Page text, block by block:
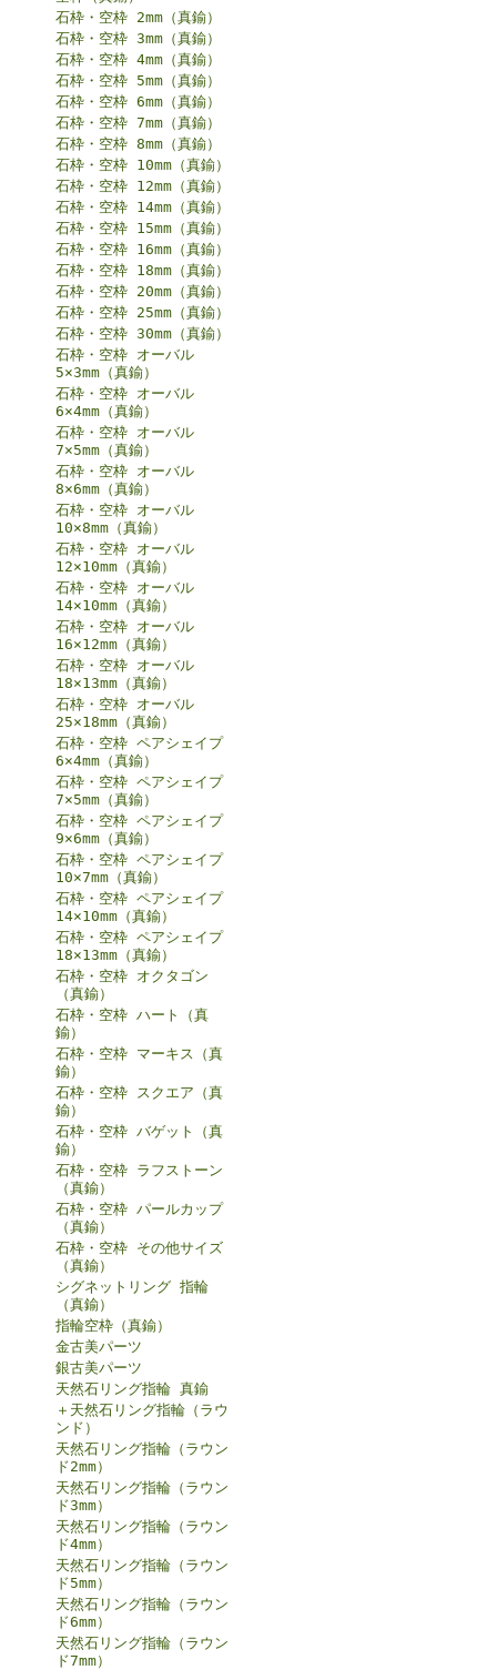
石枠・空枠 2mm（真鍮）
石枠・空枠 3mm（真鍮）
石枠・空枠 4mm（真鍮）
石枠・空枠 5mm（真鍮）
石枠・空枠 6mm（真鍮）
石枠・空枠 7mm（真鍮）
石枠・空枠 8mm（真鍮）
石枠・空枠 10mm（真鍮）
石枠・空枠 12mm（真鍮）
石枠・空枠 14mm（真鍮）
石枠・空枠 15mm（真鍮）
石枠・空枠 16mm（真鍮）
石枠・空枠 18mm（真鍮）
石枠・空枠 20mm（真鍮）
石枠・空枠 25mm（真鍮）
石枠・空枠 30mm（真鍮）
石枠・空枠 オーバル
5×3mm（真鍮）
石枠・空枠 オーバル
6×4mm（真鍮）
石枠・空枠 オーバル
7×5mm（真鍮）
石枠・空枠 オーバル
8×6mm（真鍮）
石枠・空枠 オーバル
10×8mm（真鍮）
石枠・空枠 オーバル
12×10mm（真鍮）
石枠・空枠 オーバル
14×10mm（真鍮）
石枠・空枠 オーバル
16×12mm（真鍮）
石枠・空枠 オーバル
18×13mm（真鍮）
石枠・空枠 オーバル
25×18mm（真鍮）
石枠・空枠 ペアシェイプ
6×4mm（真鍮）
石枠・空枠 ペアシェイプ
7×5mm（真鍮）
石枠・空枠 ペアシェイプ
9×6mm（真鍮）
石枠・空枠 ペアシェイプ
10×7mm（真鍮）
石枠・空枠 ペアシェイプ
14×10mm（真鍮）
石枠・空枠 ペアシェイプ
18×13mm（真鍮）
石枠・空枠 オクタゴン
（真鍮）
石枠・空枠 ハート（真
鍮）
石枠・空枠 マーキス（真
鍮）
石枠・空枠 スクエア（真
鍮）
石枠・空枠 バゲット（真
鍮）
石枠・空枠 ラフストーン
（真鍮）
石枠・空枠 パールカップ
（真鍮）
石枠・空枠 その他サイズ
（真鍮）
シグネットリング 指輪
（真鍮）
指輪空枠（真鍮）
金古美パーツ
銀古美パーツ
天然石リング指輪 真鍮
＋天然石リング指輪（ラウ
ンド）
天然石リング指輪（ラウン
ド2mm）
天然石リング指輪（ラウン
ド3mm）
天然石リング指輪（ラウン
ド4mm）
天然石リング指輪（ラウン
ド5mm）
天然石リング指輪（ラウン
ド6mm）
天然石リング指輪（ラウン
ド7mm）